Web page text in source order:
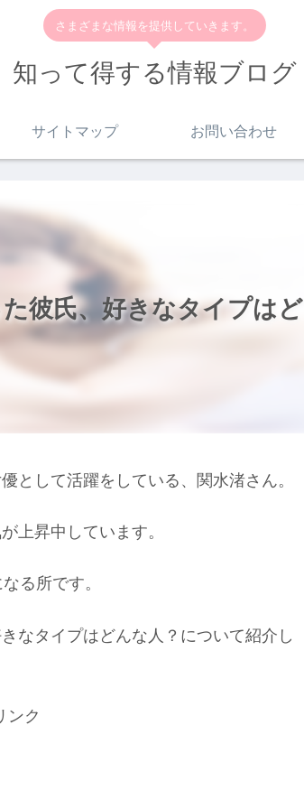
さまざまな情報を提供していきます。
知って得する情報ブログ
サイトマップ お問い合わせ
彼氏、好きなタイプはど
として活躍をしている、関水渚さん。
上昇中しています。
る所です。
なタイプはどんな人？について紹介し
ンク